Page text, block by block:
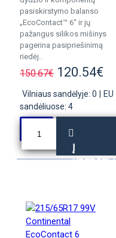
pasiskirstymo balanso
„EcoContact™ 6“ ir jų
pažangus silikos mišinys
pagerina pasipriešinimą
riedėj..
150.67€ 120.54€
Vilniaus sandėlyje: 0
EU
sandėliuose: 4
Į
KREPŠELĮ